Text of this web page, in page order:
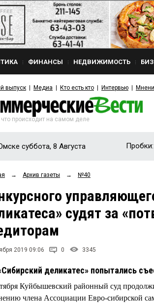
ФИНАНСЫ НЕДВИЖИМОСТЬ
выпуск Медиа Кто есть кто Интервью
происходит на самом деле
суббота, 8 Августа Пробки:
→ Архив газеты → №40
судят за
2019 09:06 0 3345
деликатес» попытались
Куйбышевский районный суд
члена Ассоциации Евро-сибирской